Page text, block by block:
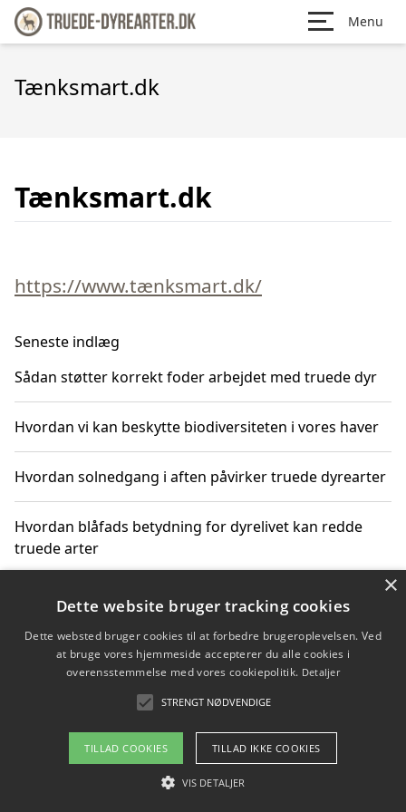
Menu
Tænksmart.dk
Tænksmart.dk
https://www.tænksmart.dk/
Seneste indlæg
Sådan støtter korrekt foder arbejdet med truede dyr
Hvordan vi kan beskytte biodiversiteten i vores haver
Hvordan solnedgang i aften påvirker truede dyrearter
Hvordan blåfads betydning for dyrelivet kan redde
truede arter
Hvordan kan gaver til unge voksne støtte bevarelsen
Copyright 2026 - Pilanto Aps
Om / kontakt
Blog Betingelser
×
Dette website bruger tracking cookies
Dette websted bruger cookies til at forbedre brugeroplevelsen. Ved
at bruge vores hjemmeside accepterer du alle cookies i
overensstemmelse med vores cookiepolitik. Detaljer
STRENGT NØDVENDIGE
TILLAD COOKIES TILLAD IKKE COOKIES
VIS DETALJER